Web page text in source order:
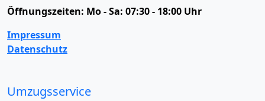
Öffnungszeiten: Mo - Sa: 07:30 - 18:00 Uhr
Impressum
Datenschutz
Umzugsservice